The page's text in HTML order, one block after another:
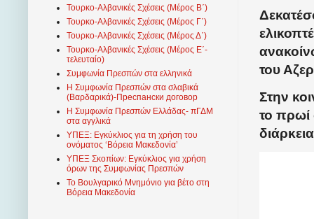
του
Στην
το πρωί
Τουρκο-Αλβανικές Σχέσεις (Μέρος Β΄)
Τουρκο-Αλβανικές Σχέσεις (Μέρος Γ΄)
Τουρκο-Αλβανικές Σχέσεις (Μέρος Δ΄)
Τουρκο-Αλβανικές Σχέσεις (Μέρος Ε΄-
τελευταίο)
Συμφωνία Πρεσπών στα ελληνικά
Η Συμφωνία Πρεσπών στα σλαβικά
(Βαρδαρικά)-Преспански договор
Η Συμφωνία Πρεσπών Ελλάδας- πΓΔΜ
στα αγγλικά
ΥΠΕΞ: Εγκύκλιος για τη χρήση του
ονόματος ‘Βόρεια Μακεδονία’
ΥΠΕΞ Σκοπίων: Εγκύκλιος για χρήση
όρων της Συμφωνίας Πρεσπών
Το Βουλγαρικό Μνημόνιο για βέτο στη
Βόρεια Μακεδονία